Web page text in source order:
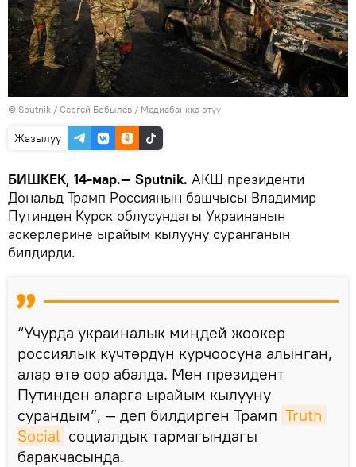
© Sputnik / Сергей Бобылев / Медиабанкка өтүү
Жазылуу
БИШКЕК, 14-мар.— Sputnik. АКШ президенти
Дональд Трамп Россиянын башчысы Владимир
Путинден Курск облусундагы Украинанын
аскерлерине ырайым кылууну суранганын
билдирди.
“Учурда украиналык миңдей жоокер
россиялык күчтөрдүн курчоосуна алынган,
алар өтө оор абалда. Мен президент
Путинден аларга ырайым кылууну
сурандым”, — деп билдирген Трамп Truth
Social социалдык тармагындагы
баракчасында.